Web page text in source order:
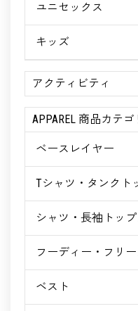
ユニセックス
キッズ
アクティビティ
APPAREL 商品カテゴ
ベースレイヤー
Tシャツ・タンクト
シャツ・長袖トップ
フーディー・フリー
ベスト